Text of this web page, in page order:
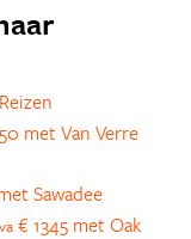
met Van Verre
Sawadee
va € 1345 met Oak